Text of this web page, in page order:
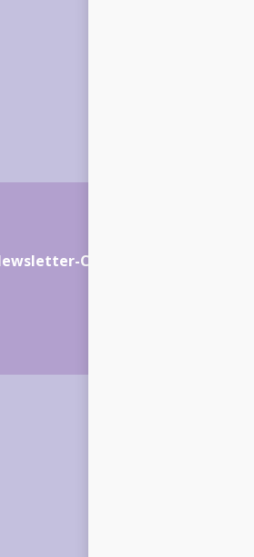
Community gelten.